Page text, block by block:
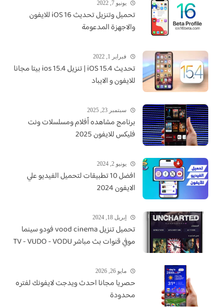
يونيو 7, 2022
تحميل وتنزيل تحديث iOS 16 للايفون
والاجهزة المدعومة
فبراير 1, 2022
تحديث iOS 15.4 | تنزيل ios 15.4 بيتا مجانا
للايفون و الايباد
سبتمبر 23, 2025
برنامج مشاهده أفلام ومسلسلات ونت
فليكس للايفون 2025
يونيو 2, 2024
افضل 10 تطبيقات لتحميل الفيديو علي
الايفون 2024
إبريل 18, 2024
تحميل تنزيل vood cinema فودو سينما
موفي قنوات بث مباشر TV - VUDO - VODU
مايو 26, 2026
حصريا مجانا احدث ويدجت لايفونك لفتره
محدودة